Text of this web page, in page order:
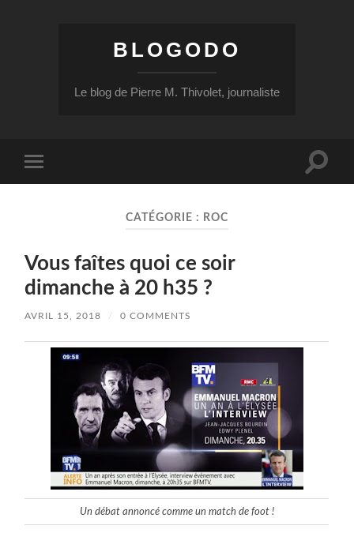
BLOGODO
Le blog de Pierre M. Thivolet, journaliste
mobile
Toggle
CATÉGORIE : ROC
Vous faîtes quoi ce soir
dimanche à 20 h35 ?
AVRIL 15, 2018 / 0 COMMENTS
Un débat annoncé comme un match de foot !